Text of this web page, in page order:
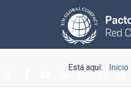
Está aquí: Inicio